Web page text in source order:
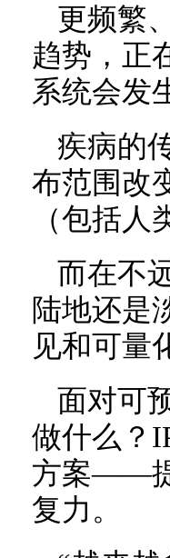
更频繁
趋势，正
系统会发
疾病的
布范围改
（包括
而在不
陆地还是
见和可量
面对可
做什么？
方案——提
复力。